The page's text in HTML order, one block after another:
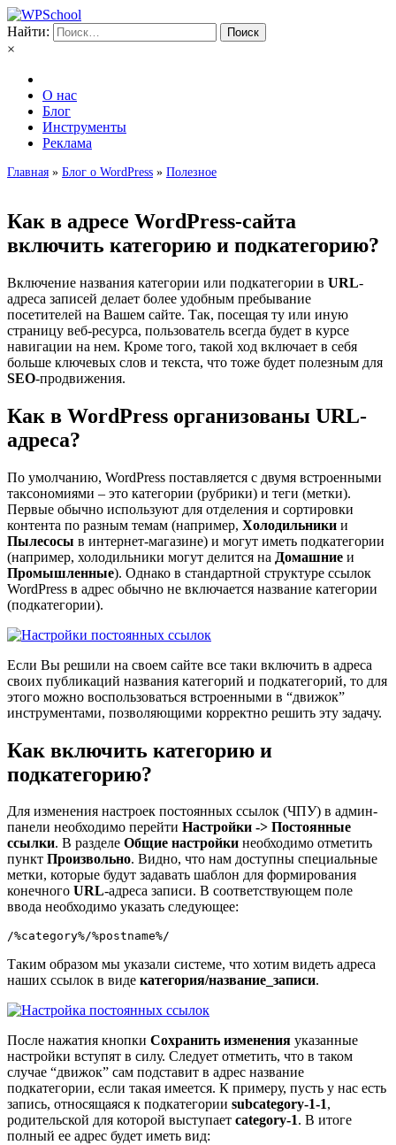
Найти:
×
О нас
Блог
Инструменты
Реклама
Главная » Блог о WordPress » Полезное
Как в адресе WordPress-сайта
включить категорию и подкатегорию?
Включение названия категории или подкатегории в URL-
адреса записей делает более удобным пребывание
посетителей на Вашем сайте. Так, посещая ту или иную
страницу веб-ресурса, пользователь всегда будет в курсе
навигации на нем. Кроме того, такой ход включает в себя
больше ключевых слов и текста, что тоже будет полезным для
SEO-продвижения.
Как в WordPress организованы URL-
адреса?
По умолчанию, WordPress поставляется с двумя встроенными
таксономиями – это категории (рубрики) и теги (метки).
Первые обычно используют для отделения и сортировки
контента по разным темам (например, Холодильники и
Пылесосы в интернет-магазине) и могут иметь подкатегории
(например, холодильники могут делится на Домашние и
Промышленные). Однако в стандартной структуре ссылок
WordPress в адрес обычно не включается название категории
(подкатегории).
Если Вы решили на своем сайте все таки включить в адреса
своих публикаций названия категорий и подкатегорий, то для
этого можно воспользоваться встроенными в “движок”
инструментами, позволяющими корректно решить эту задачу.
Как включить категорию и
подкатегорию?
Для изменения настроек постоянных ссылок (ЧПУ) в админ-
панели необходимо перейти Настройки -> Постоянные
ссылки. В разделе Общие настройки необходимо отметить
пункт Произвольно. Видно, что нам доступны специальные
метки, которые будут задавать шаблон для формирования
конечного URL-адреса записи. В соответствующем поле
ввода необходимо указать следующее:
/%category%/%postname%/
Таким образом мы указали системе, что хотим видеть адреса
наших ссылок в виде категория/название_записи.
После нажатия кнопки Сохранить изменения указанные
настройки вступят в силу. Следует отметить, что в таком
случае “движок” сам подставит в адрес название
подкатегории, если такая имеется. К примеру, пусть у нас есть
запись, относящаяся к подкатегории subcategory-1-1,
родительской для которой выступает category-1. В итоге
полный ее адрес будет иметь вид: